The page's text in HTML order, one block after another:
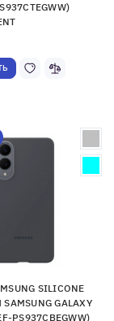
SILICONE
GALAXY
PS937CBEGWW)